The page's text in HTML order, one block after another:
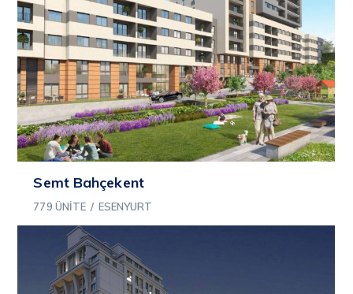
Semt Bahçekent
779 ÜNITE / ESENYURT